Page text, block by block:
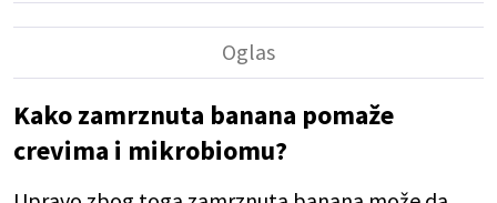
Kako zamrznuta banana pomaže
crevima i mikrobiomu?